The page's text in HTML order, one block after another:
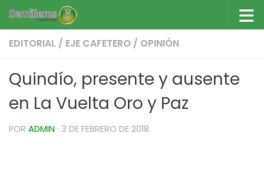
Saltar al contenido
EDITORIAL / EJE CAFETERO / OPINIÓN
Quindío, presente y ausente
en La Vuelta Oro y Paz
POR ADMIN · 3 DE FEBRERO DE 2018